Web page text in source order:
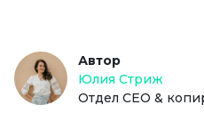
Автор
Юлия Стриж
Отдел СЕО &